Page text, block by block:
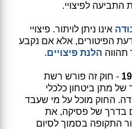
אינו ניתן לויתור. פיצויי
15 יום מיום הודעת הפיטורים, אלא אם נקבע
הלנת פיצויים.
- חוק זה פורש רשת
מתן ביטחון כלכלי
החוק מוכל על מי שעבד
בדרך של פסיקה, את
התקופה בסמוך לסיום